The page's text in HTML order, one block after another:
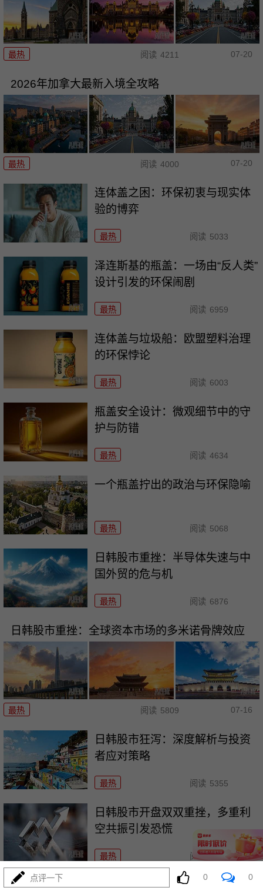
最热 阅读 4211 07-20
2026年加拿大最新入境全攻略
最热 阅读 4000 07-20
连体盖之困：环保初衷与现实体
验的博弈
最热 阅读 5033
泽连斯基的瓶盖：一场由“反人类”
设计引发的环保闹剧
最热 阅读 6959
连体盖与垃圾船：欧盟塑料治理
的环保悖论
最热 阅读 6003
瓶盖安全设计：微观细节中的守
护与防错
最热 阅读 4634
一个瓶盖拧出的政治与环保隐喻
最热 阅读 5068
日韩股市重挫：半导体失速与中
国外贸的危与机
最热 阅读 6876
日韩股市重挫：全球资本市场的多米诺骨牌效应
最热 阅读 5809 07-16
日韩股市狂泻：深度解析与投资
者应对策略
最热 阅读 5355
日韩股市开盘双双重挫，多重利
空共振引发恐慌
最热 阅读 5104
韩股熔断警示：投资者应果断抛
点评一下 0 0